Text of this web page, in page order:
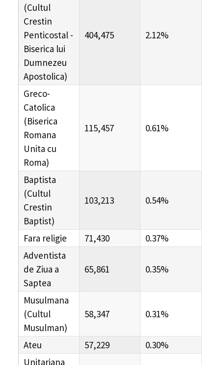
(Cultul
Crestin
Penticostal -
Biserica lui
Dumnezeu
Apostolica)
404,475 2.12%
Greco-
Catolica
(Biserica
Romana
Unita cu
Roma)
115,457 0.61%
Baptista
(Cultul
Crestin
Baptist)
103,213 0.54%
Fara religie 71,430
0.37%
Adventista
de Ziua a
Saptea
65,861 0.35%
Musulmana
(Cultul
Musulman)
58,347 0.31%
Ateu 57,229
0.30%
Unitariana